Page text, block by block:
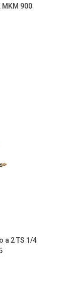
900
a 2 TS 1/4